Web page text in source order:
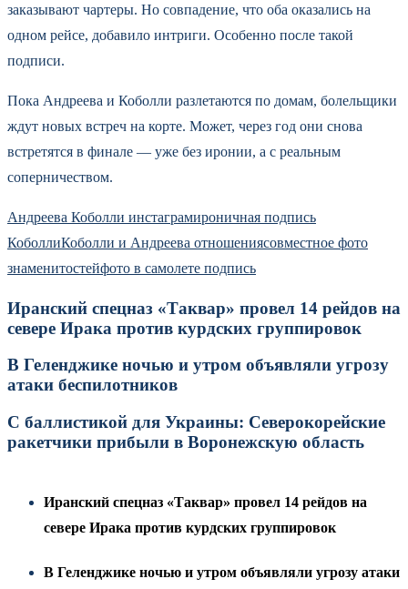
заказывают чартеры. Но совпадение, что оба оказались на
одном рейсе, добавило интриги. Особенно после такой
подписи.
Пока Андреева и Коболли разлетаются по домам, болельщики
ждут новых встреч на корте. Может, через год они снова
встретятся в финале — уже без иронии, а с реальным
соперничеством.
Андреева Коболли инстаграмироничная подпись
КоболлиКоболли и Андреева отношениясовместное фото
знаменитостейфото в самолете подпись
Иранский спецназ «Таквар» провел 14 рейдов на
севере Ирака против курдских группировок
В Геленджике ночью и утром объявляли угрозу
атаки беспилотников
С баллистикой для Украины: Северокорейские
ракетчики прибыли в Воронежскую область
Иранский спецназ «Таквар» провел 14 рейдов на
севере Ирака против курдских группировок
В Геленджике ночью и утром объявляли угрозу атаки